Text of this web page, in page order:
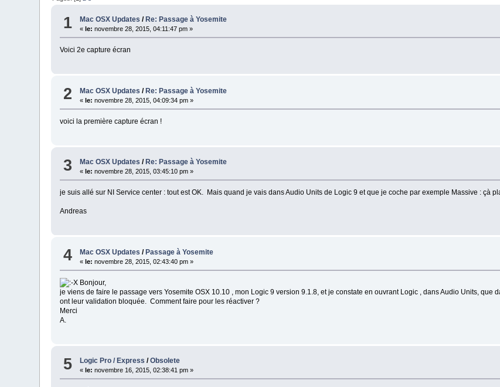
1 Mac OSX Updates / Re: Passage à Yosemite
«le: novembre 28, 2015, 04:11:47 pm »
Voici 2e capture écran
2 Mac OSX Updates /Re: Passage à Yosemite
«le: novembre 28, 2015, 04:09:34 pm »
voici la première capture écran !
3 Mac OSX Updates / Re: Passage à Yosemite
«le: novembre 28, 2015, 03:45:10 pm »
je suis allé sur NI Service center : tout est OK. Mais quand je vais dans Audio Units de Logic 9 et que je coche par exemple Massive : çà
Andreas
4 Mac OSX Updates /Passage à Yosemite
«le: novembre 28, 2015, 02:43:40 pm »
Bonjour,
je viens de faire le passage vers Yosemite OSX 10.10 , mon Logic 9 version 9.1.8, et je constate en ouvrant Logic , dans Audio Units, que
ont leur validation bloquée. Comment faire pour les réactiver ?
Merci
A.
5 Logic Pro / Express /Obsolete
«le: novembre 16, 2015, 02:38:41 pm »